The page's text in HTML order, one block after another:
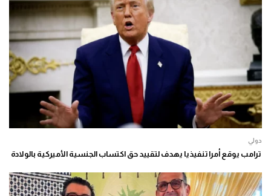
دولي
ترامب يوقع أمرا تنفيذيا يهدف لتقييد حق اكتساب الجنسية الأميركية بالولادة